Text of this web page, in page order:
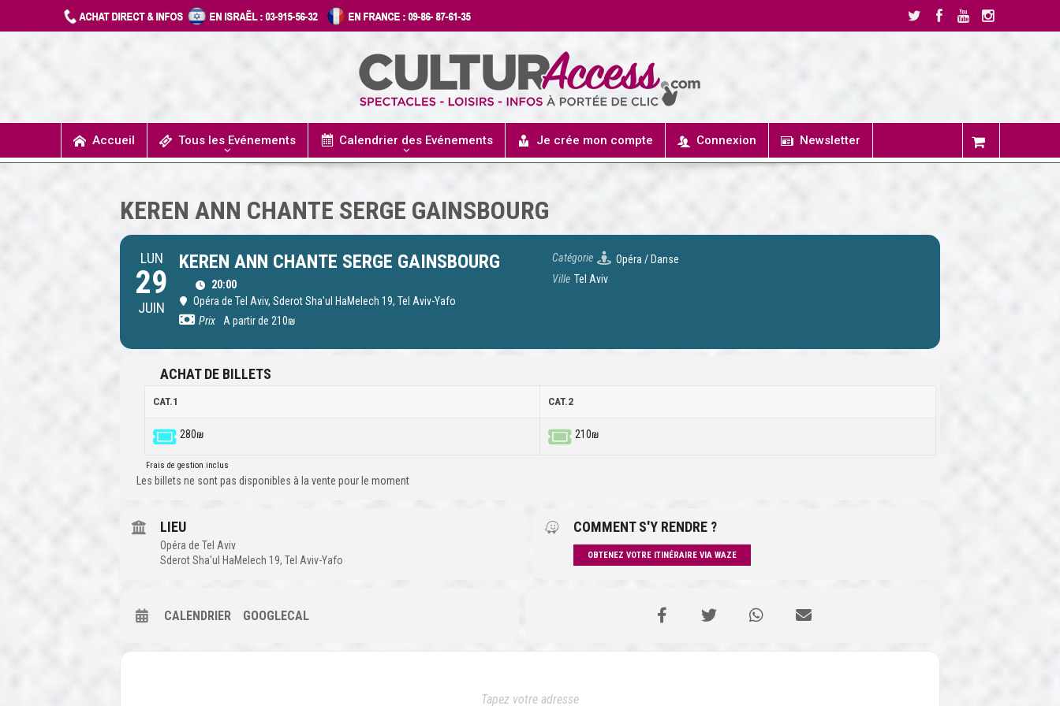
Accueil Tous les Evénements Calendrier des Evénements Je crée mon compte Connexion Newsletter
KEREN ANN CHANTE SERGE GAINSBOURG
LUN
29
JUIN
KEREN ANN CHANTE SERGE GAINSBOURG
20:00
Opéra de Tel Aviv, Sderot Sha'ul HaMelech 19, Tel Aviv-Yafo
Prix
A partir de 210₪
Catégorie
Opéra / Danse
Ville Tel Aviv
ACHAT DE BILLETS
CAT.1 CAT.2
280₪ 210₪
Frais de gestion inclus
Les billets ne sont pas disponibles à la vente pour le moment
LIEU
Opéra de Tel Aviv
Sderot Sha'ul HaMelech 19, Tel Aviv-Yafo
COMMENT S'Y RENDRE ?
OBTENEZ VOTRE ITINÉRAIRE VIA WAZE
CALENDRIER GOOGLECAL